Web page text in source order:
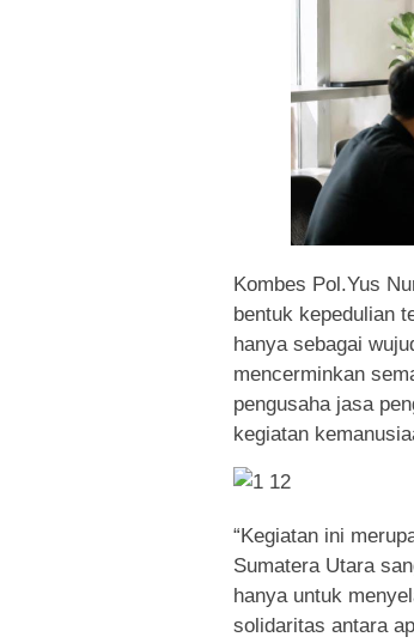
Kombes Pol.Yus
bentuk kepedulian
hanya sebagai
mencerminkan
pengusaha jasa
kegiatan
“Kegiatan ini
Sumatera Utara
hanya untuk
solidaritas antara